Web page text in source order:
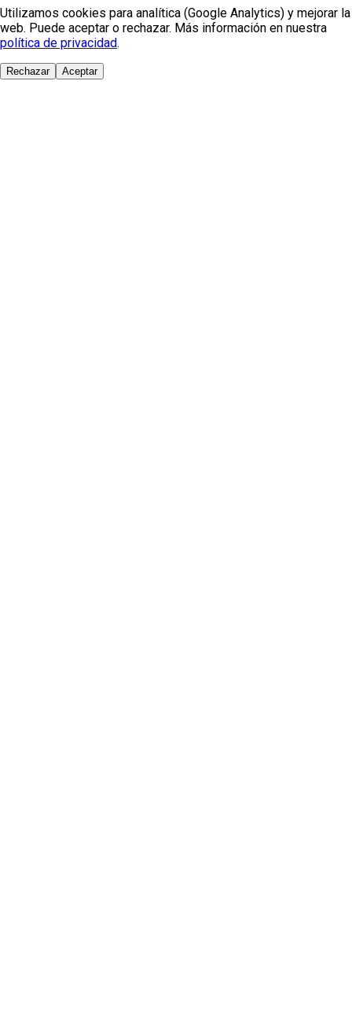
Utilizamos cookies para analítica (Google Analytics) y mejorar la
web. Puede aceptar o rechazar. Más información en nuestra
política de privacidad.
Rechazar Aceptar